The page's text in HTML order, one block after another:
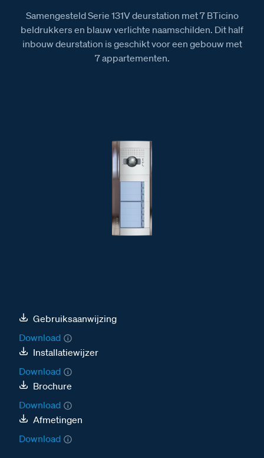
Samengesteld Serie 131V deurstation met 7 BTicino
beldrukkers en blauw verlichte naamschilden. Dit half
inbouw deurstation is geschikt voor een gebouw met
7 appartementen.
Gebruiksaanwijzing
Download
Installatiewijzer
Download
Brochure
Download
Afmetingen
Download